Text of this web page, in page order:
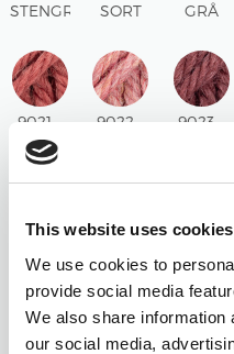
This website uses cookies
We use cookies to
provide social media
We also share information
our social media,
STENGRÅ
SORT
GRÅ
9021 -
RØD
9022 -
9023 -
9027 -
LIGHT
BLUE
UNI
9028 -
MAGENTA
UNI
9029 -
UNI